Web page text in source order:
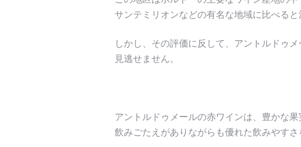
サンテミリオンなどの有名な地域に比べると
しかし、その評価に反して、アントルドゥ
見逃せません。
アントルドゥメールの赤ワインは、豊かな
飲みごたえがありながらも優れた飲みやすさ